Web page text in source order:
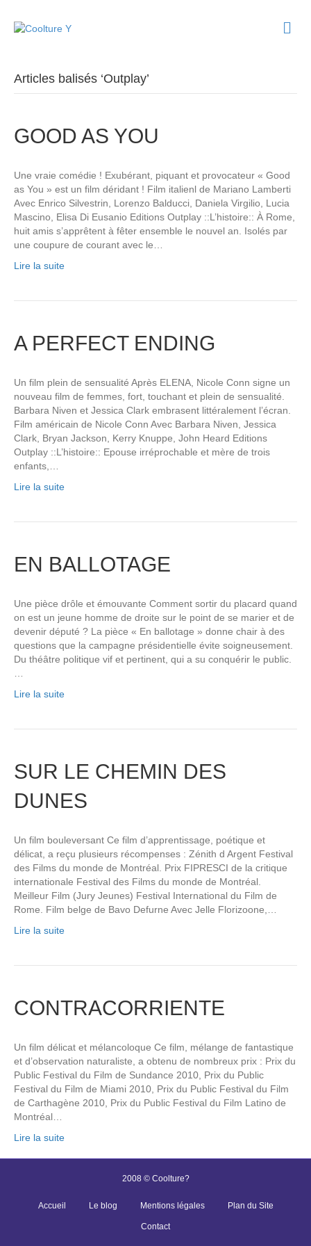
Articles balisés ‘Outplay’
GOOD AS YOU
Une vraie comédie ! Exubérant, piquant et provocateur « Good
as You » est un film déridant ! Film italienl de Mariano Lamberti
Avec Enrico Silvestrin, Lorenzo Balducci, Daniela Virgilio, Lucia
Mascino, Elisa Di Eusanio Editions Outplay ::L’histoire:: À Rome,
huit amis s’apprêtent à fêter ensemble le nouvel an. Isolés par
une coupure de courant avec le…
Lire la suite
A PERFECT ENDING
Un film plein de sensualité Après ELENA, Nicole Conn signe un
nouveau film de femmes, fort, touchant et plein de sensualité.
Barbara Niven et Jessica Clark embrasent littéralement l’écran.
Film américain de Nicole Conn Avec Barbara Niven, Jessica
Clark, Bryan Jackson, Kerry Knuppe, John Heard Editions
Outplay ::L’histoire:: Epouse irréprochable et mère de trois
enfants,…
Lire la suite
EN BALLOTAGE
Une pièce drôle et émouvante Comment sortir du placard quand
on est un jeune homme de droite sur le point de se marier et de
devenir député ? La pièce « En ballotage » donne chair à des
questions que la campagne présidentielle évite soigneusement.
Du théâtre politique vif et pertinent, qui a su conquérir le public.
…
Lire la suite
SUR LE CHEMIN DES
DUNES
Un film bouleversant Ce film d’apprentissage, poétique et
délicat, a reçu plusieurs récompenses : Zénith d Argent Festival
des Films du monde de Montréal. Prix FIPRESCI de la critique
internationale Festival des Films du monde de Montréal.
Meilleur Film (Jury Jeunes) Festival International du Film de
Rome. Film belge de Bavo Defurne Avec Jelle Florizoone,…
Lire la suite
CONTRACORRIENTE
Un film délicat et mélancoloque Ce film, mélange de fantastique
et d’observation naturaliste, a obtenu de nombreux prix : Prix du
Public Festival du Film de Sundance 2010, Prix du Public
Festival du Film de Miami 2010, Prix du Public Festival du Film
de Carthagène 2010, Prix du Public Festival du Film Latino de
Montréal…
Lire la suite
2008 © Coolture?
Accueil Le blog Mentions légales Plan du Site
Contact